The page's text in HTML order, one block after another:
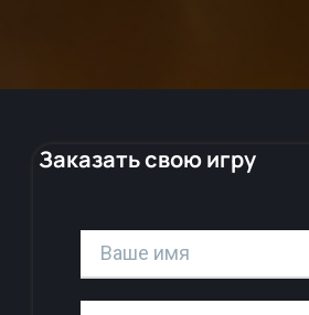
Заказать свою игру